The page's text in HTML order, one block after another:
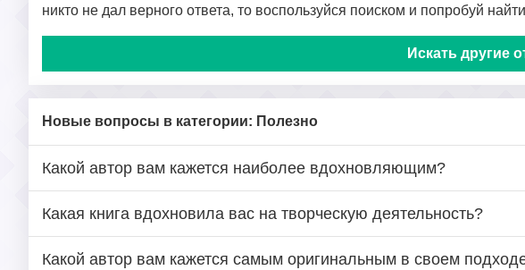
никто не дал верного ответа, то воспользуйся поиском и попробуй
Искать другие
Новые вопросы в категории: Полезно
Какой автор вам кажется наиболее вдохновляющим?
Какая книга вдохновила вас на творческую деятельность?
Какой автор вам кажется самым оригинальным в своем